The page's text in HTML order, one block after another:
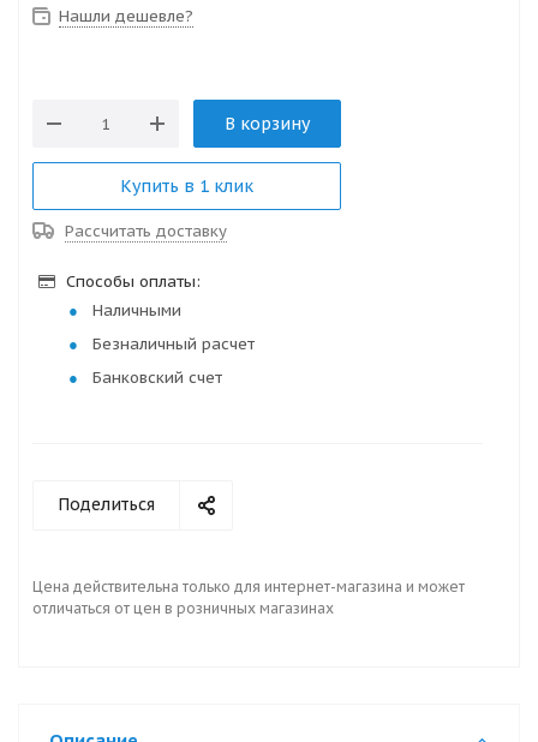
Нашли дешевле?
В корзину
Купить в 1 клик
Рассчитать доставку
Способы оплаты:
Наличными
Безналичный расчет
Банковский счет
Поделиться
Цена действительна только для интернет-магазина и может
отличаться от цен в розничных магазинах